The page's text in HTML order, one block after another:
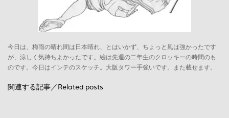
今日は、梅雨の晴れ間は日本晴れ、とはいかず、ちょっと風は強かったです
が、涼しく気持ちよかったです。絵は先週の二年生のクロッキーの時間のも
のです。今日はインテのスケッチ。大阪タワー手強いです。また載せます。
関連する記事／Related posts